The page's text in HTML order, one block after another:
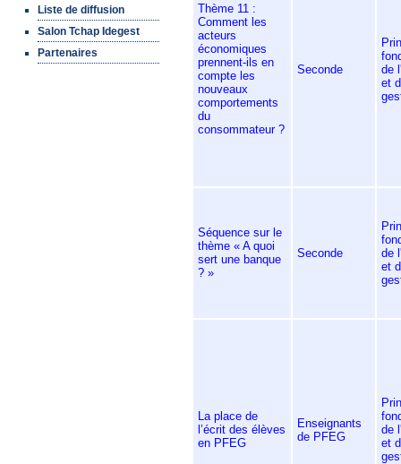
Liste de diffusion
Salon Tchap Idegest
Partenaires
Thème 11 :
Comment les
acteurs
économiques
prennent-ils en
compte les
nouveaux
comportements
du
consommateur ?
Seconde
de
et
Séquence sur le
thème « A quoi
sert une banque
? »
Seconde
de
et
La place de
l’écrit des élèves
en PFEG
Enseignants
de PFEG
de
et